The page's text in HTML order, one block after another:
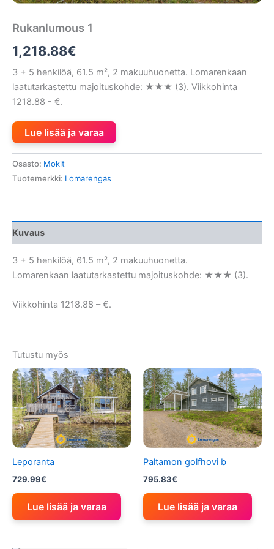
Rukanlumous 1
1,218.88€
3 + 5 henkilöä, 61.5 m², 2 makuuhuonetta. Lomarenkaan
laatutarkastettu majoituskohde: ★★★ (3). Viikkohinta
1218.88 - €.
Lue lisää ja varaa
Osasto: Mokit
Tuotemerkki: Lomarengas
Kuvaus
3 + 5 henkilöä, 61.5 m², 2 makuuhuonetta.
Lomarenkaan laatutarkastettu majoituskohde: ★★★ (3).
Viikkohinta 1218.88 – €.
Tutustu myös
Leporanta
729.99€
Lue lisää ja varaa
Paltamon golfhovi b
795.83€
Lue lisää ja varaa